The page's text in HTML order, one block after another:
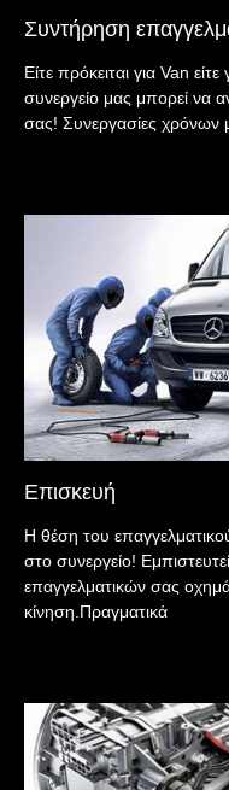
Συντήρηση
Είτε πρόκειται για Van
συνεργείο μας μπορεί να
σας! Συνεργασίες χρόνων
Επισκευή
Η θέση του
στο συνεργείο!
επαγγελματικών σας
κίνηση.Πραγματικά